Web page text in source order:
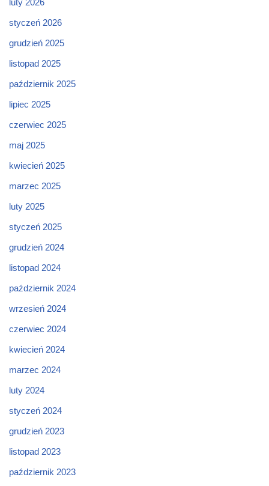
styczeń 2026
grudzień 2025
listopad 2025
październik 2025
lipiec 2025
czerwiec 2025
maj 2025
kwiecień 2025
marzec 2025
luty 2025
styczeń 2025
grudzień 2024
listopad 2024
październik 2024
wrzesień 2024
czerwiec 2024
kwiecień 2024
marzec 2024
luty 2024
styczeń 2024
grudzień 2023
listopad 2023
październik 2023